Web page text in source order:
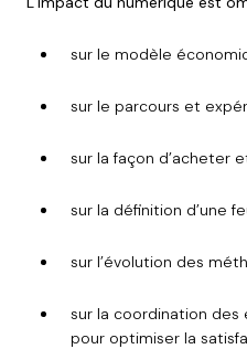
sur le modèle
sur le parcours et
sur la façon d’acheter
sur la définition d’une
sur l’évolution des
sur la coordination des
pour optimiser la